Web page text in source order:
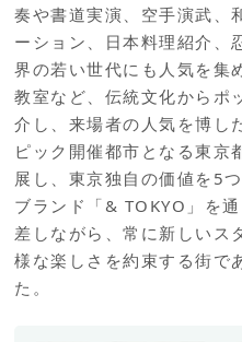
奏や書道実演、空手演武、
ーション、日本料理紹介、
界の若い世代にも人気を集
教室など、伝統文化からポ
介し、来場者の人気を博し
ピック開催都市となる東京
展し、東京独自の価値を5
ブランド「& TOKYO」を
差しながら、常に新しいス
様な楽しさを約束する街で
た。